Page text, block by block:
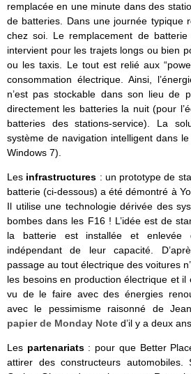
remplacée en une minute dans des
de batteries. Dans une journée typique
chez soi. Le remplacement de batterie
intervient pour les trajets longs ou bien
ou les taxis. Le tout est relié aux
consommation électrique. Ainsi,
n’est pas stockable dans son lieu de
directement les batteries la nuit (pour
batteries des stations-service). La
système de navigation intelligent dans
Windows 7).
Les infrastructures : un prototype de
batterie (ci-dessous) a été démontré à
Il utilise une technologie dérivée des
bombes dans les F16 ! L’idée est de
la batterie est installée et enlevée
indépendant de leur capacité.
passage au tout électrique des voitures
les besoins en production électrique et il
vu de le faire avec des énergies
avec le pessimisme raisonné de
papier de Monday Note d’il y a deux ans.
Les partenariats: pour que Better
attirer des constructeurs automobiles.